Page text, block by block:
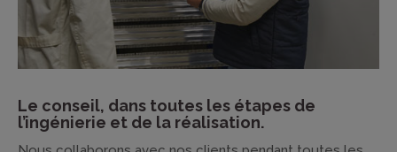
Le conseil, dans toutes les étapes de
l’ingénierie et de la réalisation.